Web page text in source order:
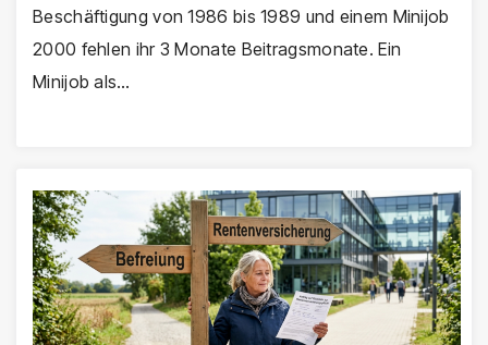
Beschäftigung von 1986 bis 1989 und einem Minijob
2000 fehlen ihr 3 Monate Beitragsmonate. Ein
Minijob als…